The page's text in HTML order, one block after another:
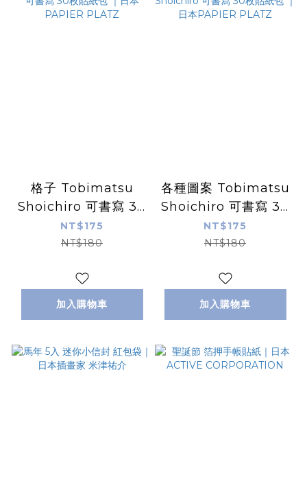
格子 Tobimatsu
Shoichiro 可書寫 30
枚貼紙包 ｜日本
PAPIER PLATZ
NT$175
NT$180
加入購物車
各種圖案 Tobimatsu
Shoichiro 可書寫 30
枚貼紙包 ｜日本
PAPIER PLATZ
NT$175
NT$180
加入購物車